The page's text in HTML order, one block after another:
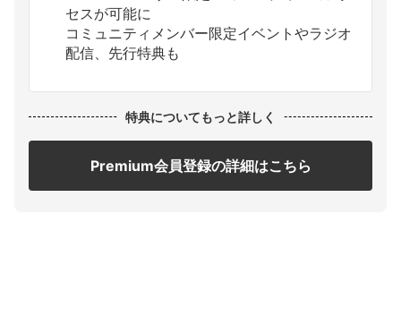
セスが可能に
コミュニティメンバー限定イベントやラジオ
配信、先行特典も
特典についてもっと詳しく
Premium会員登録の詳細はこちら